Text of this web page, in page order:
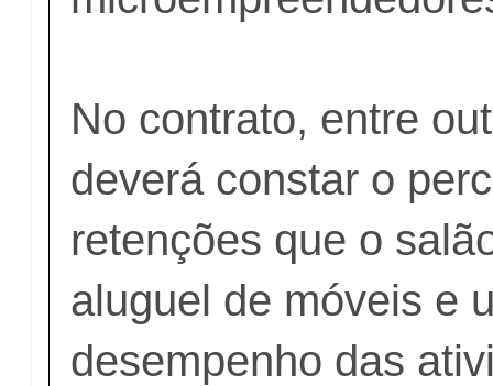
No contrato, entre
deverá constar o
retenções que o
aluguel de móveis e
desempenho das